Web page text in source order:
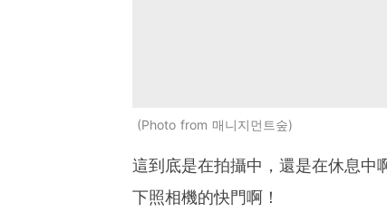
Photo from 매니지먼트숲
這到底是在拍攝中，還是在休息中
下照相機的快門啊！